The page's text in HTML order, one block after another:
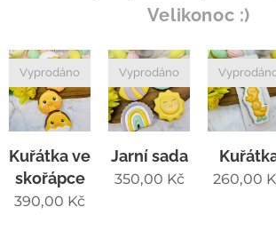
Velikonoc :)
Kuřátka ve
skořápce
Vyprodáno
390,00 Kč
Jarní sada
Vyprodáno
350,00 Kč 260,00